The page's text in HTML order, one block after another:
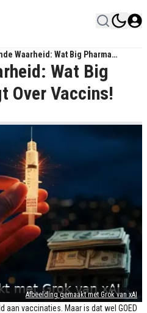
Waarheid: Wat Big Pharma
Vaccins!
Afbeelding gemaakt met Grok van xAI
aan vaccinaties. Maar is dat wel GOED
Wat Big
Over Vaccins!